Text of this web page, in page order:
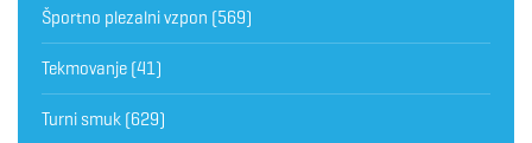
Športno plezalni vzpon (569)
Tekmovanje (41)
Turni smuk (629)